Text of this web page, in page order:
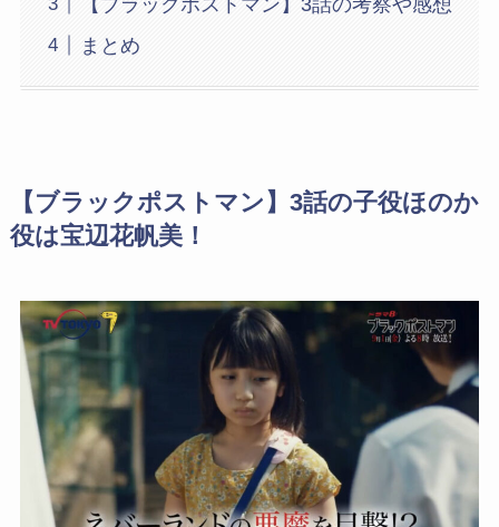
まとめ
【ブラックポストマン】3話の子役ほのか
役は宝辺花帆美！